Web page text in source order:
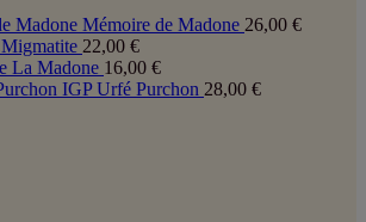
Mémoire de Madone 26,00 €
Migmatite 22,00 €
La Madone 16,00 €
IGP Urfé Purchon 28,00 €